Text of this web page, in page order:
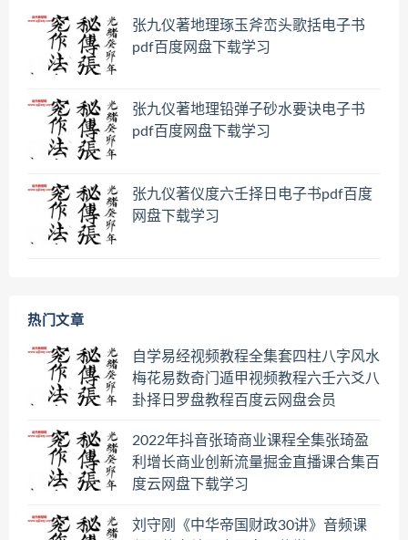
张九仪著地理琢玉斧峦头歌括电子书
pdf百度网盘下载学习
张九仪著地理铅弹子砂水要诀电子书
pdf百度网盘下载学习
张九仪著仪度六壬择日电子书pdf百度
网盘下载学习
热门文章
自学易经视频教程全集套四柱八字风水
梅花易数奇门遁甲视频教程六壬六爻八
卦择日罗盘教程百度云网盘会员
2022年抖音张琦商业课程全集张琦盈
利增长商业创新流量掘金直播课合集百
度云网盘下载学习
刘守刚《中华帝国财政30讲》音频课